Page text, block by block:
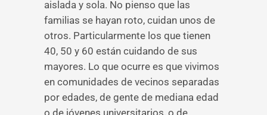
aislada y sola. No pienso que las
familias se hayan roto, cuidan unos de
otros. Particularmente los que tienen
40, 50 y 60 están cuidando de sus
mayores. Lo que ocurre es que vivimos
en comunidades de vecinos separadas
por edades, de gente de mediana edad
o de jóvenes universitarios, o de